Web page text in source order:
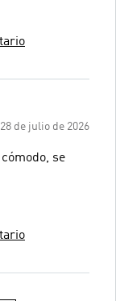
28 de julio de 2026
se